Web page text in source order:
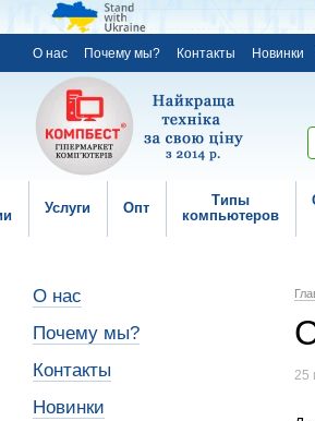
О нас Почему мы? Контакты Новинки
Услуги Опт
Типы
компьютеров
25
О нас
Почему мы?
Контакты
Новинки